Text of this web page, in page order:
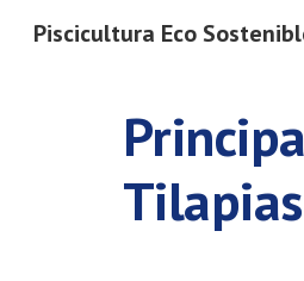
Piscicultura Eco
Tilapias